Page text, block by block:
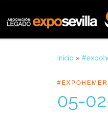
Inicio »
05-